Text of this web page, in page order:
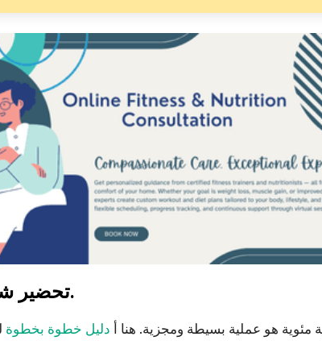
تحضير شاي درجة مئوية.
هو عملية بسيطة ومجزية. هنا أ دليل خطوة بخطوة